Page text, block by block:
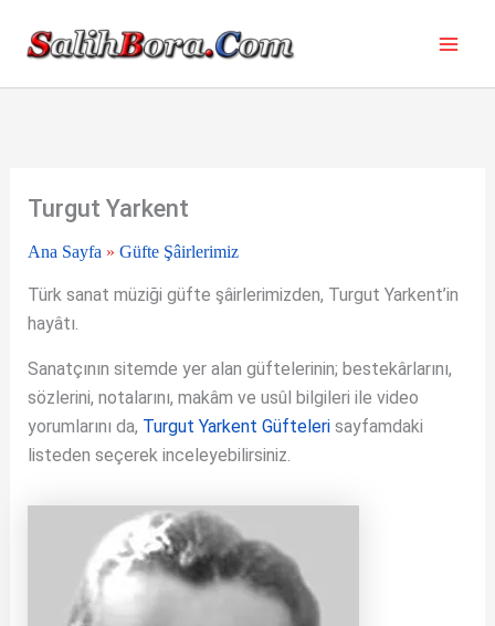
Turgut Yarkent
Ana Sayfa » Güfte Şâirlerimiz
Türk sanat müziği güfte şâirlerimizden, Turgut Yarkent’in
hayâtı.
Sanatçının sitemde yer alan güftelerinin; bestekârlarını,
sözlerini, notalarını, makâm ve usûl bilgileri ile video
yorumlarını da, Turgut Yarkent Güftelerisayfamdaki
listeden seçerek inceleyebilirsiniz.